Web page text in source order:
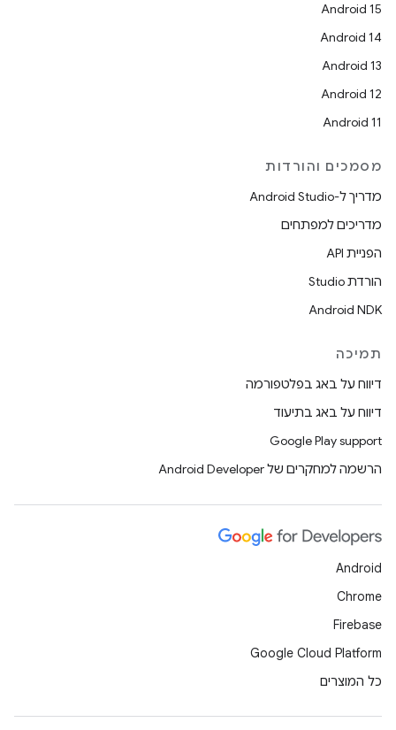
Android 15
Android 14
Android 13
Android 12
Android 11
מסמכים והורדות
מדריך ל-Android Studio
מדריכים למפתחים
הפניית API
הורדת Studio
Android NDK
תמיכה
דיווח על באג בפלטפורמה
דיווח על באג בתיעוד
Google Play support
הרשמה למחקרים של Android Developer
Android
Chrome
Firebase
Google Cloud Platform
כל המוצרים